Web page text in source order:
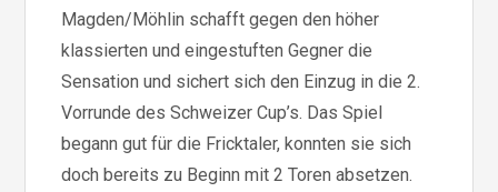
Magden/Möhlin schafft gegen den höher
klassierten und eingestuften Gegner die
Sensation und sichert sich den Einzug in die 2.
Vorrunde des Schweizer Cup’s. Das Spiel
begann gut für die Fricktaler, konnten sie sich
doch bereits zu Beginn mit 2 Toren absetzen.